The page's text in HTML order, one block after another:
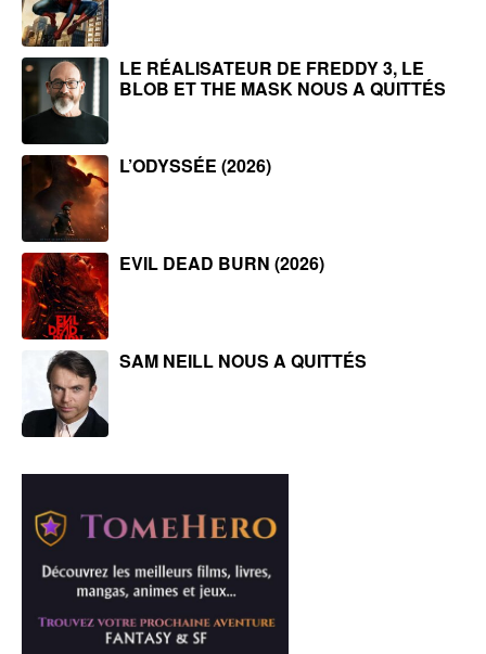
LE RÉALISATEUR DE FREDDY 3, LE
BLOB ET THE MASK NOUS A QUITTÉS
L’ODYSSÉE (2026)
EVIL DEAD BURN (2026)
SAM NEILL NOUS A QUITTÉS